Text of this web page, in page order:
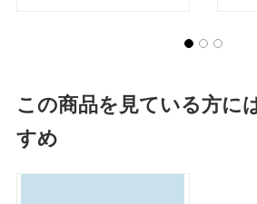
この商品を見ている方に
すめ